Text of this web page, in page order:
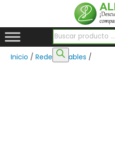
Búsqueda de productos
Inicio /Redes /Cables /